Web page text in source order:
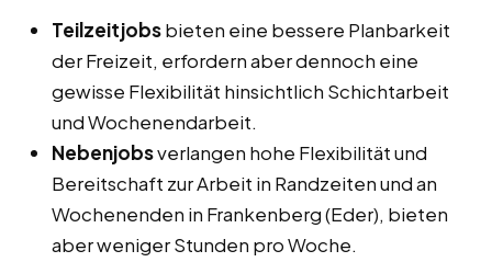
Teilzeitjobsbieten eine bessere Planbarkeit
der Freizeit, erfordern aber dennoch eine
gewisse Flexibilität hinsichtlich Schichtarbeit
und Wochenendarbeit.
Nebenjobsverlangen hohe Flexibilität und
Bereitschaft zur Arbeit in Randzeiten und an
Wochenenden in Frankenberg (Eder), bieten
aber weniger Stunden pro Woche.